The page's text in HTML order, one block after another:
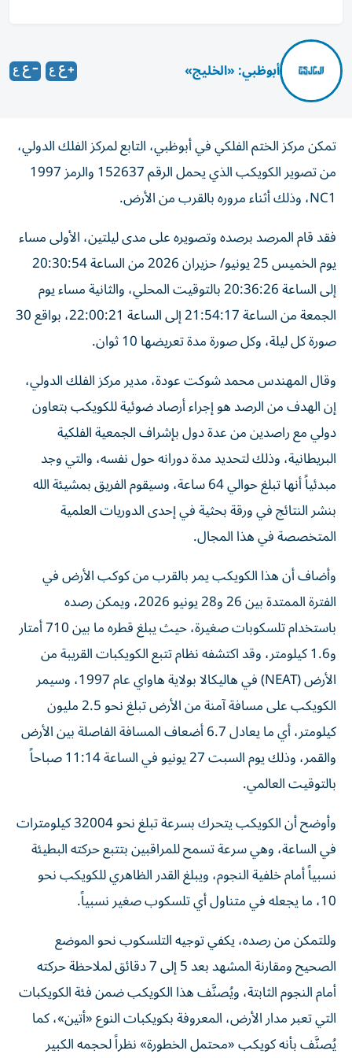
أبوظبي: «الخليج»
تمكن مركز الختم الفلكي في أبوظبي، التابع لمركز الفلك الدولي،
من تصوير الكويكب الذي يحمل الرقم 152637 والرمز 1997
NC1، وذلك أثناء مروره بالقرب من الأرض.
فقد قام المرصد برصده وتصويره على مدى ليلتين، الأولى مساء
يوم الخميس 25 يونيو/ حزيران 2026 من الساعة 20:30:54
إلى الساعة 20:36:26 بالتوقيت المحلي، والثانية مساء يوم
الجمعة من الساعة 21:54:17 إلى الساعة 22:00:21، بواقع 30
صورة كل ليلة، وكل صورة مدة تعريضها 10 ثوان.
وقال المهندس محمد شوكت عودة، مدير مركز الفلك الدولي،
إن الهدف من الرصد هو إجراء أرصاد ضوئية للكويكب بتعاون
دولي مع راصدين من عدة دول بإشراف الجمعية الفلكية
البريطانية، وذلك لتحديد مدة دورانه حول نفسه، والتي وجد
مبدئياً أنها تبلغ حوالي 64 ساعة، وسيقوم الفريق بمشيئة الله
بنشر النتائج في ورقة بحثية في إحدى الدوريات العلمية
المتخصصة في هذا المجال.
وأضاف أن هذا الكويكب يمر بالقرب من كوكب الأرض في
الفترة الممتدة بين 26 و28 يونيو 2026، ويمكن رصده
باستخدام تلسكوبات صغيرة، حيث يبلغ قطره ما بين 710 أمتار
و1.6 كيلومتر، وقد اكتشفه نظام تتبع الكويكبات القريبة من
الأرض (NEAT) في هاليكالا بولاية هاواي عام 1997، وسيمر
الكويكب على مسافة آمنة من الأرض تبلغ نحو 2.5 مليون
كيلومتر، أي ما يعادل 6.7 أضعاف المسافة الفاصلة بين الأرض
والقمر، وذلك يوم السبت 27 يونيو في الساعة 11:14 صباحاً
بالتوقيت العالمي.
وأوضح أن الكويكب يتحرك بسرعة تبلغ نحو 32004 كيلومترات
في الساعة، وهي سرعة تسمح للمراقبين بتتبع حركته البطيئة
نسبياً أمام خلفية النجوم، ويبلغ القدر الظاهري للكويكب نحو
10، ما يجعله في متناول أي تلسكوب صغير نسبياً.
وللتمكن من رصده، يكفي توجيه التلسكوب نحو الموضع
الصحيح ومقارنة المشهد بعد 5 إلى 7 دقائق لملاحظة حركته
أمام النجوم الثابتة، ويُصنَّف هذا الكويكب ضمن فئة الكويكبات
التي تعبر مدار الأرض، المعروفة بكويكبات النوع «أتين»، كما
يُصنَّف بأنه كويكب «محتمل الخطورة» نظراً لحجمه الكبير